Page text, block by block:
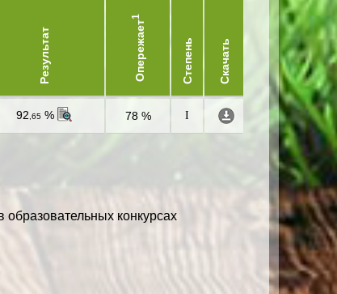
Результат Опережает
1
Степень Скачать
92 ,65 % 78 % I
конкурсах